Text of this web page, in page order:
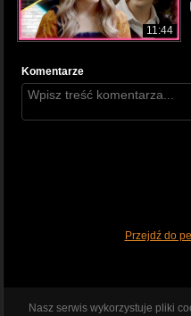
11:44
Komentarze
Przejdź do
Nasz serwis wykorzystuje pliki